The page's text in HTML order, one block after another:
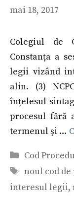
mai 18, 2017
Colegiul de
Constanța a
legii vizând
alin. (3)
înțelesul
procesul fără
termenul şi …
Categorii
Cod
Etichete
noul cod
interesul legii,